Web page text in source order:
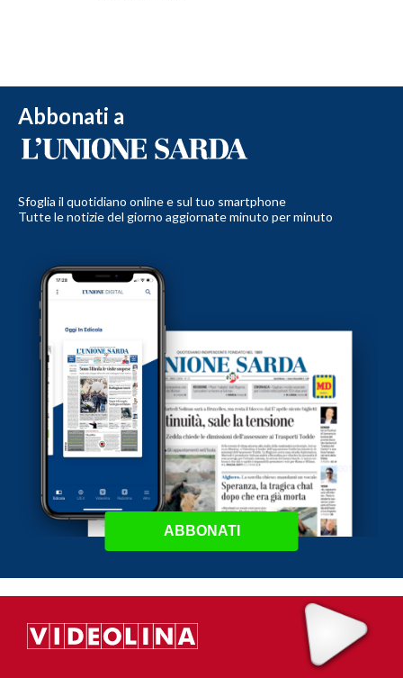
Abbonati a
Sfoglia il quotidiano online e sul tuo smartphone
Tutte le notizie del giorno aggiornate minuto per minuto
ABBONATI